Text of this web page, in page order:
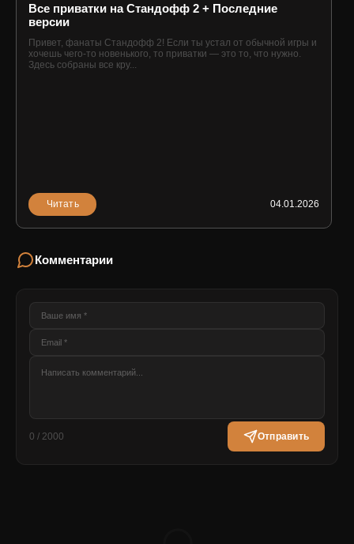
Все приватки на Стандофф 2 + Последние
версии
Привет, фанаты Стандофф 2! Если ты устал от обычной игры и
хочешь чего-то новенького, то приватки — это то, что нужно.
Здесь собраны все кру...
Читать 04.01.2026
Комментарии
0 / 2000 Отправить